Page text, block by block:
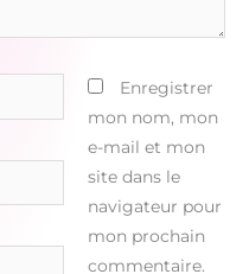
Enregistrer
mon nom, mon
e-mail et mon
site dans le
navigateur pour
mon prochain
commentaire.